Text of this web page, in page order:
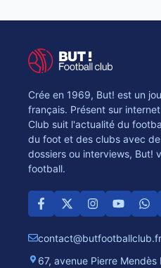
Crée en 1969, But! est un
français. Présent sur
Club suit l'actualité du
du foot et des clubs avec
dossiers ou interviews, But!
football.
contact@butfootballclub.fr
67, avenue Pierre Mendès